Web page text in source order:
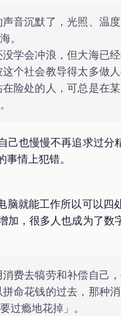
音沉默了，光照、温
。
学会冲浪，但大海已
个社会教导得太多做
险处的人，可总是在
也慢慢不再追求过分
情上犯错。
就能工作所以可以四
，很多人也成为了数
费去犒劳和补偿自己
命花钱的过去，那种
过瘾地花掉」。